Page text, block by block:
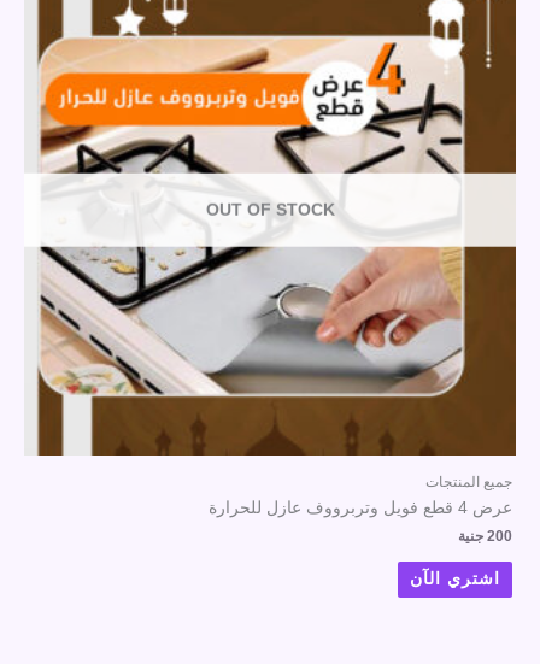
OUT OF STOCK
جميع المنتجات
عرض 4 قطع فويل وتربرووف عازل للحرارة
200 جنية
اشتري الآن